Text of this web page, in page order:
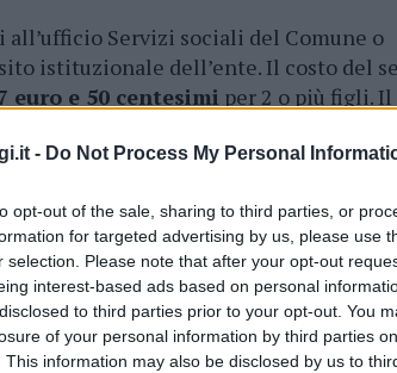
- Do Not Process My Personal
opt-out of the sale, sharing to third parties, or
for targeted advertising by us, please use
selection. Please note that after your opt-out
interest-based ads based on personal
to third parties prior to your opt-out. You
of your personal information by third parties
This information may also be disclosed by us to
Servizi sociali del Comune o
istituzionale dell’ente. Il costo del
euro e 50 centesimi per 2 o più figli. Il
dicembre.
cliccandoqui